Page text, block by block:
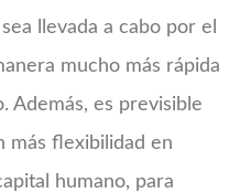
llevada a cabo por el
mucho más rápida
Además, es previsible
más flexibilidad en
humano, para